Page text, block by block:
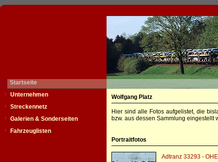
Startseite
Unternehmen
Streckennetz
Galerien & Sonderseiten
Fahrzeuglisten
Wolfgang Platz
Hier sind alle Fotos aufgelistet, die
bzw. aus dessen Sammlung eingestellt
Portraitfotos
Adtranz 33293 -